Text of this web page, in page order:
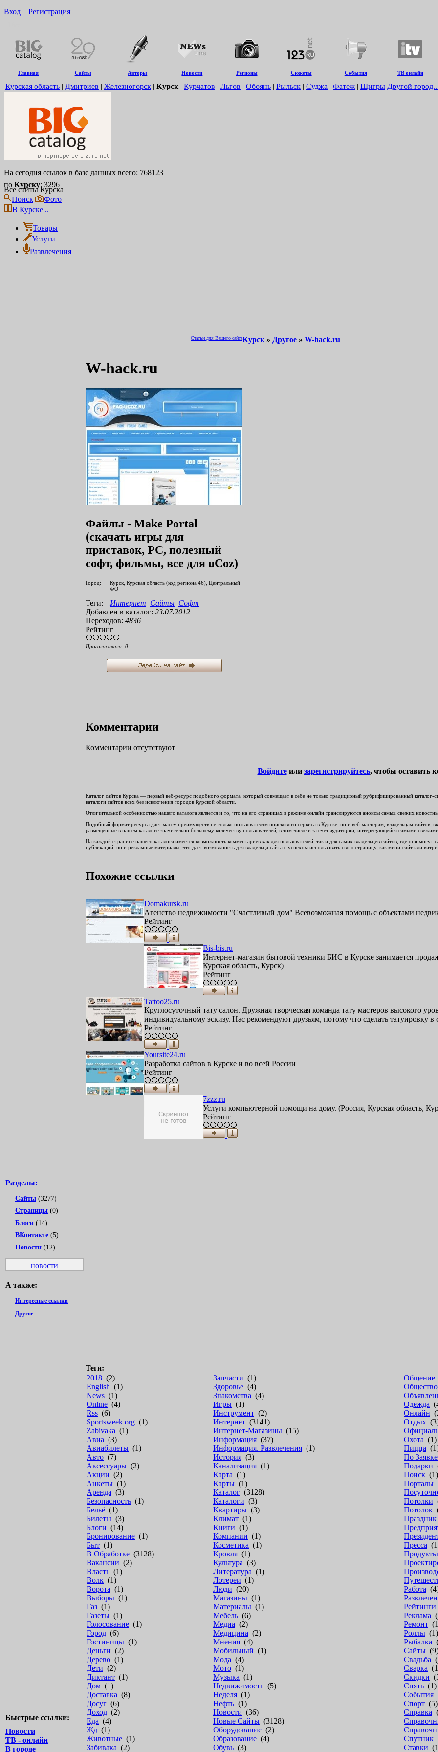
Вход
Регистрация
Главная Сайты Авторы Новости Регионы Сюжеты События ТВ онлайн
Курская область | Дмитриев | Железногорск | Курск | Курчатов | Льгов | Обоянь | Рыльск | Суджа | Фатеж | Щигры Другой
На сегодня ссылок в базе данных всего: 768123
по Курску: 3296
Все сайты Курска
Поиск
Фото
В Курске...
Товары
Услуги
Развлечения
Разделы:
Сайты (3277)
Страницы (0)
Блоги (14)
ВКонтакте (5)
Новости (12)
новости
А также:
Интересные ссылки
Другое
Быстрые ссылки:
Новости
ТВ - онлайн
В городе
Статьи для Вашего сайтаКурск » Другое » W-hack.ru
W-hack.ru
Файлы - Make Portal
(скачать игры для
приставок, PC, полезный
софт, фильмы, все для uCoz)
Город:
Курск, Курская область (код региона 46), Центральный
ФО
Теги: Интернет Сайты Софт
Добавлен в каталог: 23.07.2012
Переходов: 4836
Рейтинг
Проголосовало: 0
Комментарии
Комментарии отсутствуют
Войдитеили зарегистрируйтесь, чтобы оставить
Каталог сайтов Курска — первый веб-ресурс подобного формата, который совмещает в себе не только традиционый рубрифицированный каталог-
каталоги сайтов всех без исключения городов Курской области.
Отличительной особенностью нашего каталога является и то, что на его страницах в режиме онлайн транслируются анонсы самых свежих
Подобный формат ресурса даёт массу преимуществ не только пользователям поискового сервиса в Курске, но и веб-мастерам, владельцам сайтов,
размещённые в нашем каталоге значительно большему количеству пользователей, в том числе и за счёт аудитории, интересующейся самыми
На каждой странице нашего каталога имеется возможность комментариев как для пользователей, так и для самих владельцев сайтов, где они
публикаций, но и рекламные материалы, что даёт возможность для владельца сайта с успехом использовать свою страницу, как мини-сайт или
Похожие ссылки
Domakursk.ru
Агенство недвижимости "Счастливый дом" Всевозможная помощь с объектами
Рейтинг
Bis-bis.ru
Интернет-магазин бытовой техники БИС в Курске занимается
Курская область, Курск)
Рейтинг
Tattoo25.ru
Круглосуточный тату салон. Дружная творческая команда тату мастеров высокого
индивидуальному эскизу. Нас рекомендуют друзьям, потому что сделать татуировку
Рейтинг
Yoursite24.ru
Разработка сайтов в Курске и во всей России
Рейтинг
7zzz.ru
Услуги компьютерной помощи на дому. (Россия, Курская область,
Рейтинг
Теги:
2018 (2)
English (1)
News (1)
Online (4)
Rss (6)
Sportsweek.org (1)
Zabivaka (1)
Авиа (3)
Авиабилеты (1)
Авто (7)
Аксессуары (2)
Акции (2)
Анкеты (1)
Аренда (3)
Безопасность (1)
Бельё (1)
Билеты (3)
Блоги (14)
Бронирование (1)
Быт (1)
В Обработке (3128)
Вакансии (2)
Власть (1)
Волк (1)
Ворота (1)
Выборы (1)
Газ (1)
Газеты (1)
Голосование (1)
Город (6)
Гостиницы (1)
Деньги (2)
Дерево (1)
Дети (2)
Диктант (1)
Дом (1)
Доставка (8)
Досуг (6)
Доход (2)
Еда (4)
Жд (1)
Животные (1)
Забивака (2)
Запчасти (1)
Здоровье (4)
Знакомства (4)
Игры (1)
Инструмент (2)
Интернет (3141)
Интернет-Магазины (15)
Информация (37)
Информация. Развлечения (1)
История (3)
Канализация (1)
Карта (1)
Карты (1)
Каталог (3128)
Каталоги (3)
Квартиры (3)
Климат (1)
Книги (1)
Компании (1)
Косметика (1)
Кровля (1)
Культура (3)
Литература (1)
Лотереи (1)
Люди (20)
Магазины (1)
Материалы (1)
Мебель (6)
Медиа (2)
Медицина (2)
Мнения (4)
Мобильный (1)
Мода (4)
Мото (1)
Музыка (1)
Недвижимость (5)
Неделя (1)
Нефть (1)
Новости (36)
Новые Сайты (3128)
Оборудование (2)
Образование (4)
Обувь (3)
Общение
Общество
Одежда
Онлайн
Отдых
Охота (1)
Пицца
По Заявке
Подарки
Поиск (1)
Порталы
Потолки
Потолок
Праздник
Пресса
Продукты
Работа
Рейтинги
Реклама
Ремонт
Роллы (1)
Рыбалка
Сайты (9)
Свадьба
Сварка
Скидки
Снять (1)
События
Спорт (5)
Справка
Спутник
Ставки